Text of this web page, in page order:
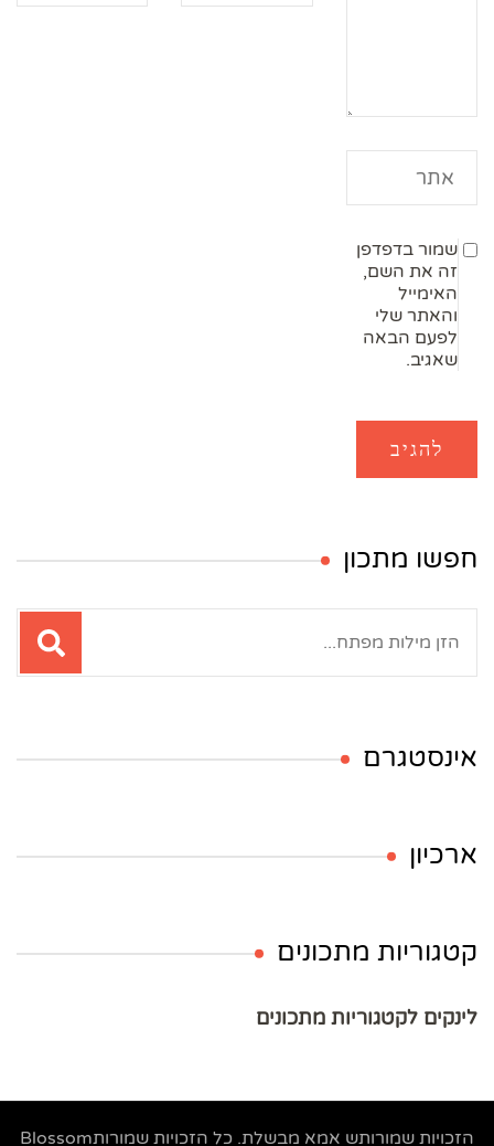
שמור בדפדפן
זה את השם,
האימייל
והאתר שלי
לפעם הבאה
שאגיב.
חפשו מתכון
אינסטגרם
ארכיון
קטגוריות מתכונים
לינקים לקטגוריות מתכונים
הזכויות שמורותש אמא מבשלת. כל הזכויות שמורותBlossom